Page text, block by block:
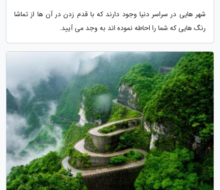
شهر هایی در سراسر دنیا وجود دارند که با قدم زدن در آن ها از تماشا
رنگ هایی که شما را احاطه نموده اند به وجد می آیید.